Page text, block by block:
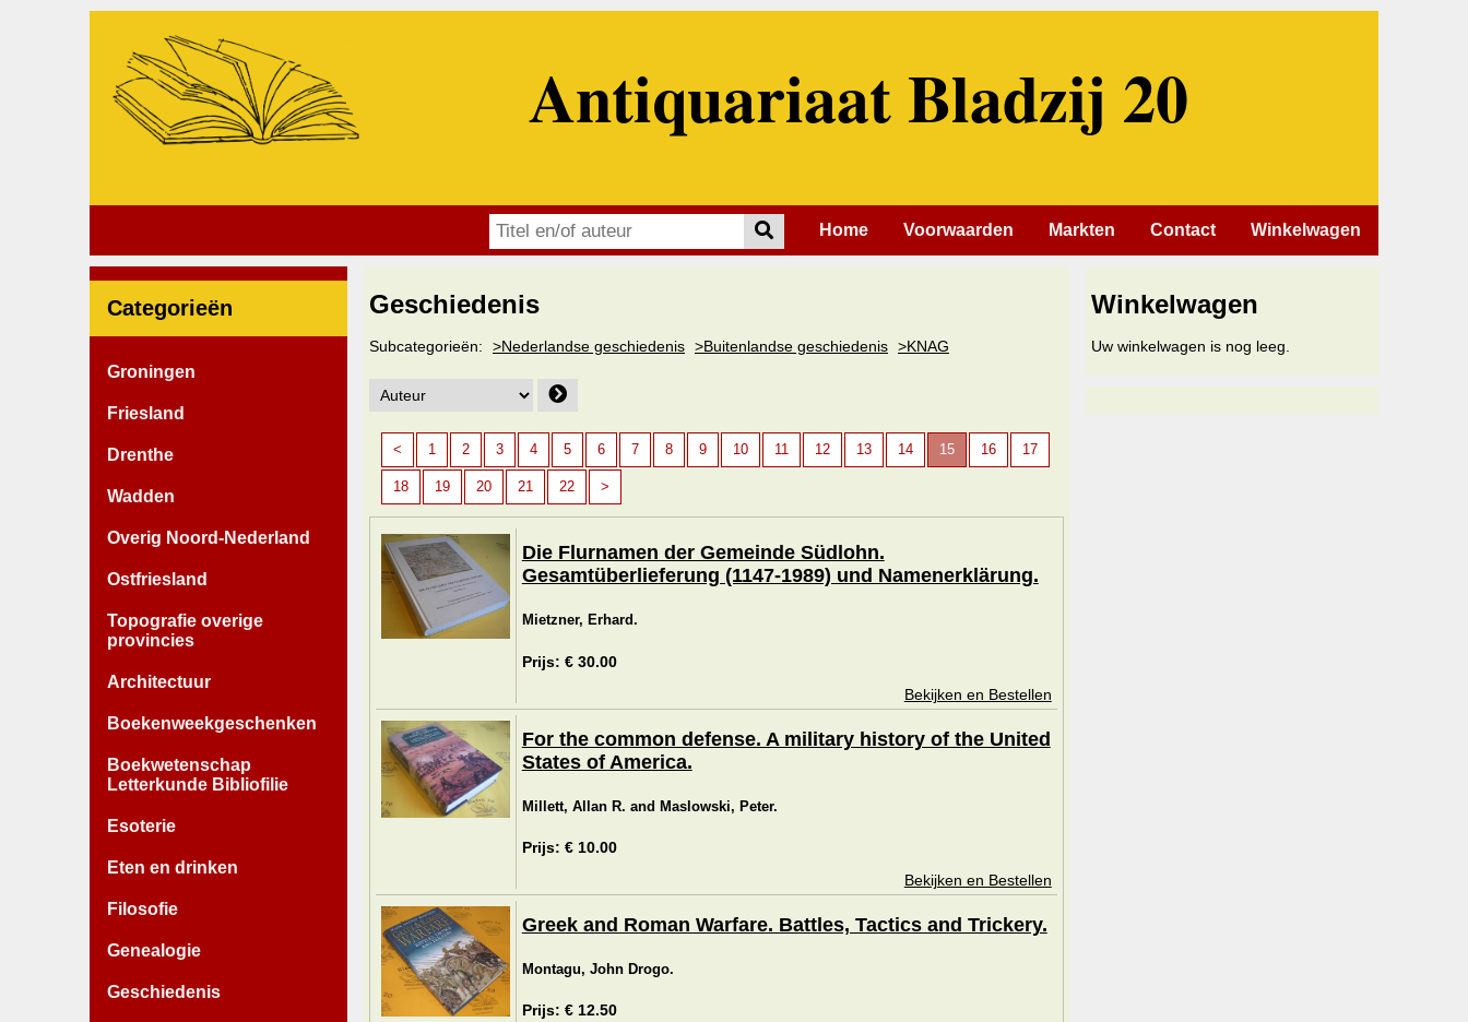
Antiquariaat Bladzij 20
Winkelwagen
Contact
Markten
Voorwaarden
Home
Categorieën
Groningen
Friesland
Drenthe
Wadden
Overig Noord-Nederland
Ostfriesland
Topografie overige
provincies
Architectuur
Boekenweekgeschenken
Boekwetenschap
Letterkunde Bibliofilie
Esoterie
Eten en drinken
Filosofie
Genealogie
Geschiedenis
Geschiedenis
Subcategorieën: >Nederlandse geschiedenis >Buitenlandse geschiedenis >KNAG
< 1 2 3 4 5 6 7 8 9 10 11 12 13 14 15 16 17
18 19 20 21 22 >
Die Flurnamen der Gemeinde Südlohn.
Gesamtüberlieferung (1147-1989) und Namenerklärung.
Mietzner, Erhard.
Prijs: € 30.00
Bekijken en Bestellen
For the common defense. A military history of the United
States of America.
Millett, Allan R. and Maslowski, Peter.
Prijs: € 10.00
Bekijken en Bestellen
Greek and Roman Warfare. Battles, Tactics and Trickery.
Montagu, John Drogo.
Prijs: € 12.50
Winkelwagen
Uw winkelwagen is nog leeg.